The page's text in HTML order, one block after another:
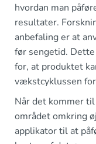
hvordan man
resultater.
anbefaling er at
før sengetid.
for, at produktet
vækstcyklussen
Når det kommer
området omkring
applikator til at